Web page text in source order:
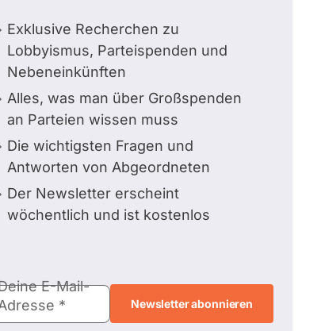
Exklusive Recherchen zu
Lobbyismus, Parteispenden und
Nebeneinkünften
Alles, was man über Großspenden
an Parteien wissen muss
Die wichtigsten Fragen und
Antworten von Abgeordneten
Der Newsletter erscheint
wöchentlich und ist kostenlos
E-Mail-